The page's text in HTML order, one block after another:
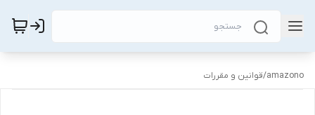
amazono
/قوانین و مقررات